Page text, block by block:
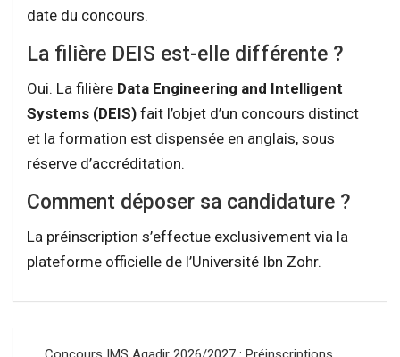
date du concours.
La filière DEIS est-elle différente ?
Oui. La filière Data Engineering and Intelligent
Systems (DEIS) fait l’objet d’un concours distinct
et la formation est dispensée en anglais, sous
réserve d’accréditation.
Comment déposer sa candidature ?
La préinscription s’effectue exclusivement via la
plateforme officielle de l’Université Ibn Zohr.